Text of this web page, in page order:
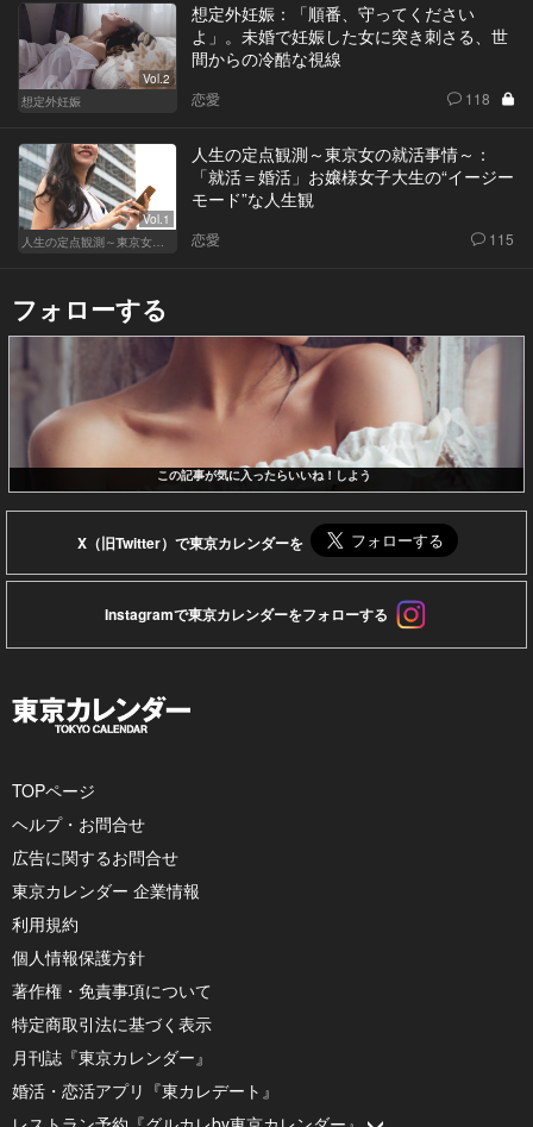
Vol.2
想定外妊娠
想定外妊娠：「順番、守ってください
よ」。未婚で妊娠した女に突き刺さる、世
間からの冷酷な視線
恋愛 118
Vol.1
人生の定点観測～東京女の就活事情～
人生の定点観測～東京女の就活事情～：
「就活＝婚活」お嬢様女子大生の“イージー
モード”な人生観
恋愛 115
フォローする
この記事が気に入ったらいいね！しよう
X（旧Twitter）で東京カレンダーを
Instagramで東京カレンダーをフォローする
TOPページ
ヘルプ・お問合せ
広告に関するお問合せ
東京カレンダー 企業情報
利用規約
個人情報保護方針
著作権・免責事項について
特定商取引法に基づく表示
月刊誌『東京カレンダー』
婚活・恋活アプリ『東カレデート』